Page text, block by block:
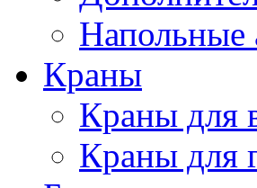
Напольные
Краны
Краны для
Краны для